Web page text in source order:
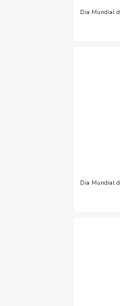
Dia Mundial
Dia Mundial